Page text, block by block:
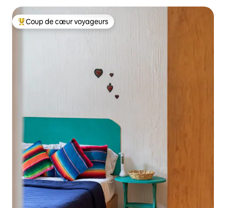
Coup de cœur voyageurs parmi les plus aimés
Coup de cœur voyageurs